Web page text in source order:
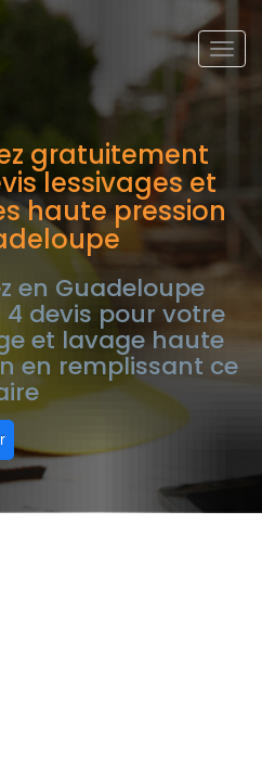
gratuitement
lessivages et
haute pression
en Guadeloupe
devis pour votre
et lavage haute
en remplissant ce